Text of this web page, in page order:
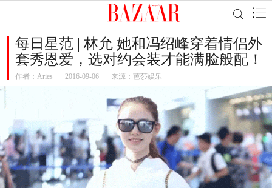
每日星范 | 林允 她和冯绍峰穿着情侣外
套秀恩爱，选对约会装才能满脸般配！
作者： Aries 2016-09-06 来源：芭莎娱乐